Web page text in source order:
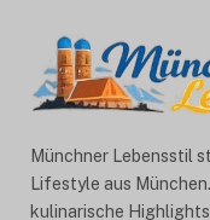
Münchner Lebensstil
Lifestyle aus
kulinarische